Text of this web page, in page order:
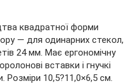
квадратної форми
— для одинарних стекол,
24 мм. Має ергономічну
вставки і гнучкі
Розміри 10,5?11,0×6,5 см.